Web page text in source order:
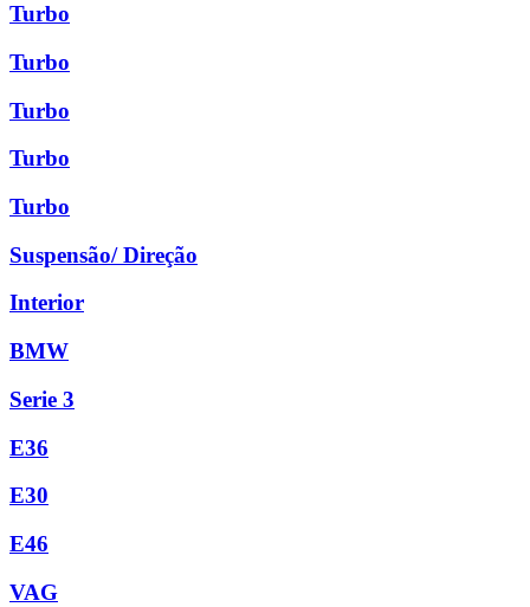
Turbo
Turbo
Turbo
Turbo
Turbo
Suspensão/ Direção
Interior
BMW
Serie 3
E36
E30
E46
VAG